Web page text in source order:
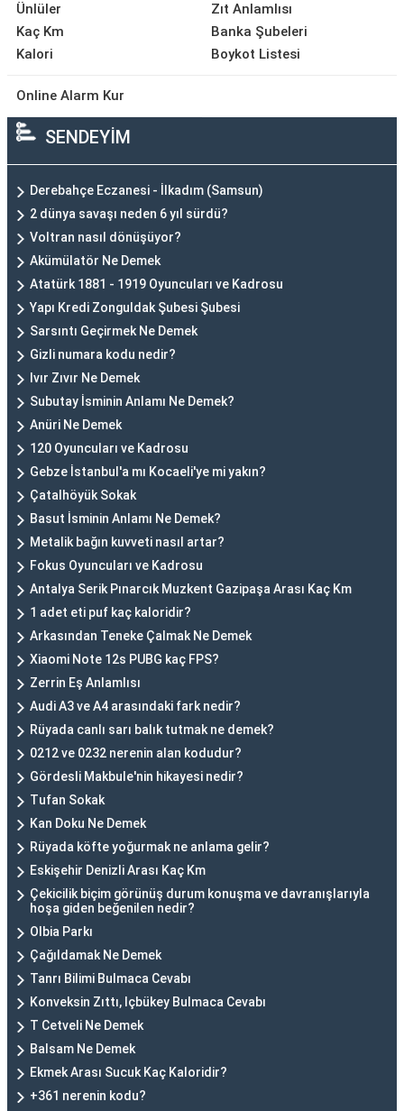
Ünlüler
Kaç Km
Kalori
Zıt Anlamlısı
Banka Şubeleri
Boykot Listesi
Online Alarm Kur
SENDEYİM
Derebahçe Eczanesi - İlkadım (Samsun)
2 dünya savaşı neden 6 yıl sürdü?
Voltran nasıl dönüşüyor?
Akümülatör Ne Demek
Atatürk 1881 - 1919 Oyuncuları ve Kadrosu
Yapı Kredi Zonguldak Şubesi Şubesi
Sarsıntı Geçirmek Ne Demek
Gizli numara kodu nedir?
Ivır Zıvır Ne Demek
Subutay İsminin Anlamı Ne Demek?
Anüri Ne Demek
120 Oyuncuları ve Kadrosu
Gebze İstanbul'a mı Kocaeli'ye mi yakın?
Çatalhöyük Sokak
Basut İsminin Anlamı Ne Demek?
Metalik bağın kuvveti nasıl artar?
Fokus Oyuncuları ve Kadrosu
Antalya Serik Pınarcık Muzkent Gazipaşa Arası Kaç Km
1 adet eti puf kaç kaloridir?
Arkasından Teneke Çalmak Ne Demek
Xiaomi Note 12s PUBG kaç FPS?
Zerrin Eş Anlamlısı
Audi A3 ve A4 arasındaki fark nedir?
Rüyada canlı sarı balık tutmak ne demek?
0212 ve 0232 nerenin alan kodudur?
Gördesli Makbule'nin hikayesi nedir?
Tufan Sokak
Kan Doku Ne Demek
Rüyada köfte yoğurmak ne anlama gelir?
Eskişehir Denizli Arası Kaç Km
Çekicilik biçim görünüş durum konuşma ve davranışlarıyla
hoşa giden beğenilen nedir?
Olbia Parkı
Çağıldamak Ne Demek
Tanrı Bilimi Bulmaca Cevabı
Konveksin Zıttı, Içbükey Bulmaca Cevabı
T Cetveli Ne Demek
Balsam Ne Demek
Ekmek Arası Sucuk Kaç Kaloridir?
+361 nerenin kodu?